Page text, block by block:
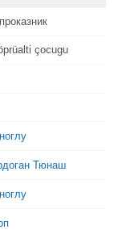
çocugu
Тюнаш